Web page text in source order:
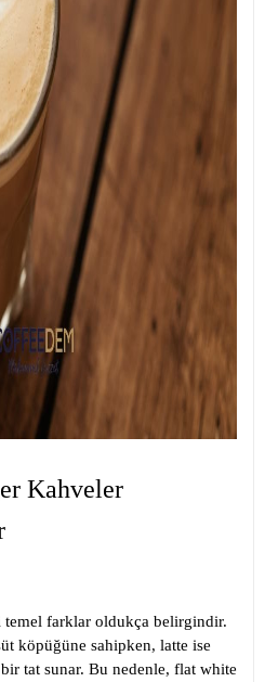
Kahveler
temel farklar oldukça belirgindir.
köpüğüne sahipken, latte ise
tat sunar. Bu nedenle, flat white